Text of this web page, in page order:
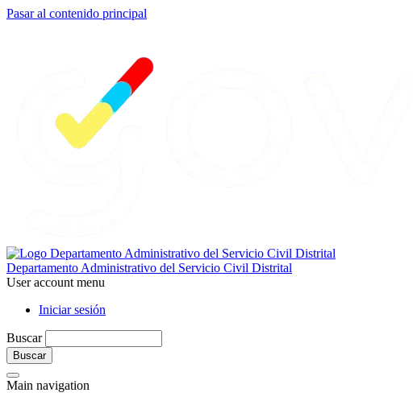
Pasar al contenido principal
Departamento Administrativo del Servicio Civil Distrital
User account menu
Iniciar sesión
Buscar
Main navigation